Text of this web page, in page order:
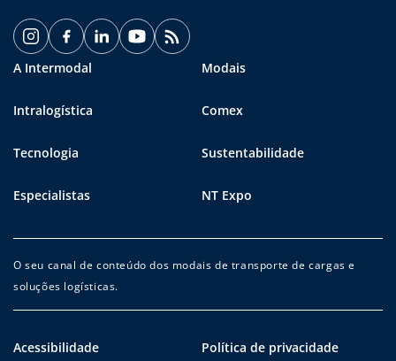
A Intermodal Modais
Intralogística Comex
Tecnologia Sustentabilidade
Especialistas NT Expo
O seu canal de conteúdo dos modais de transporte de cargas e
soluções logísticas.
Acessibilidade Política de privacidade